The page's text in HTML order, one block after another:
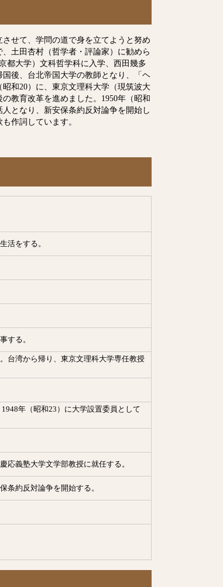
せて、学問の道で身を立てようと努め
土田杏村（哲学者・評論家）に勧めら
都大学）文科哲学科に入学、西田幾多
後、台北帝国大学の教師となり、「ヘ
和20）に、東京文理科大学（現筑波大
教育改革を進めました。1950年（昭和
となり、新安保条約反対論争を開始し
作詞しています。
活をする。
する。
台湾から帰り、東京文理科大学専任教授
年（昭和23）に大学設置委員として
応義塾大学文学部教授に就任する。
条約反対論争を開始する。